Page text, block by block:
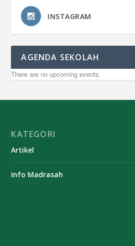
INSTAGRAM
AGENDA SEKOLAH
There are no upcoming events.
KATEGORI
Artikel
Info Madrasah